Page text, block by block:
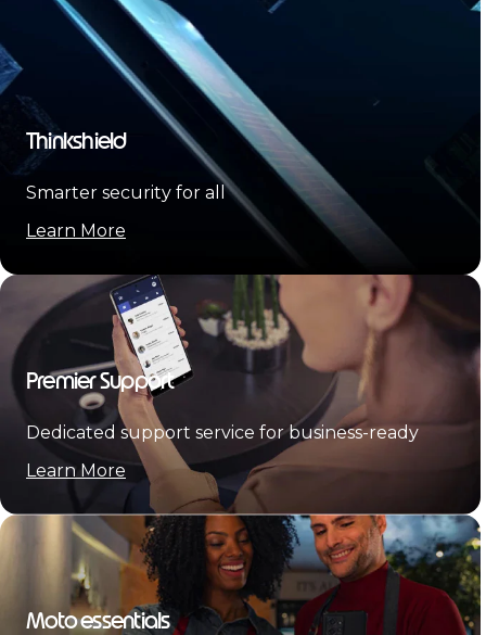
Thinkshield
Smarter security for all
Learn More
Premier Support
Dedicated support service for business-ready
Learn More
Moto essentials